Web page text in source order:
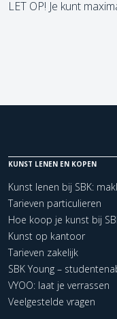
LET OP! Je kunt
KUNST LENEN EN KOPEN
Kunst lenen bij SBK:
Tarieven particulieren
Hoe koop je kunst bij
Kunst op kantoor
Tarieven zakelijk
SBK Young –
VYOO: laat je verrassen
Veelgestelde vragen